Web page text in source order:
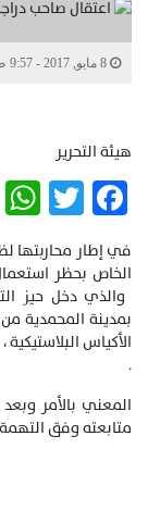
هيئة التحرير
الخاص بحظر
الأكياس
.
المعني بالأمر
متابعته وفق